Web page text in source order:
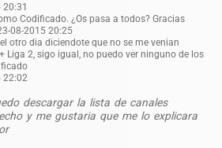
Codificado. ¿Os pasa a todos? Gracias
08-2015 20:25
otro dia diciendote que no se me venian
Liga 2, sigo igual, no puedo ver ninguno de los
22:02
descargar la lista de canales
y me gustaria que me lo explicara